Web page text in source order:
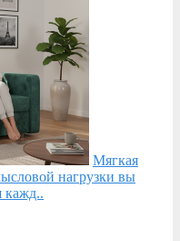
Мягкая
нагрузки вы
кажд..